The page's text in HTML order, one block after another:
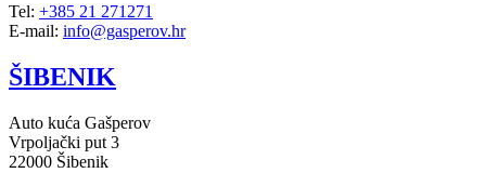
Tel: +385 21 271271
E-mail: info@gasperov.hr
ŠIBENIK
Auto kuća Gašperov
Vrpoljački put 3
22000 Šibenik